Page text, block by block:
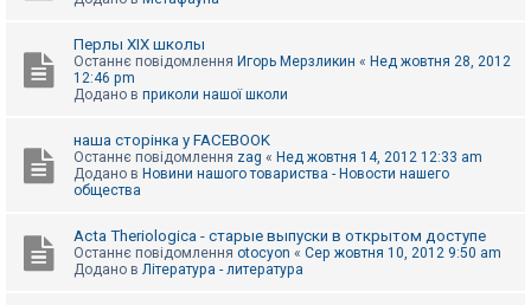
Перлы ХІХ школы
Останнє повідомлення Игорь Мерзликин « Нед жовтня 28, 2012
12:46 pm
Додано в приколи нашої школи
наша сторінка у FACEBOOK
Останнє повідомлення zag « Нед жовтня 14, 2012 12:33 am
Додано в Новини нашого товариства - Новости нашего
общества
Acta Theriologica - старые выпуски в открытом доступе
Останнє повідомлення otocyon « Сер жовтня 10, 2012 9:50 am
Додано в Література - литература